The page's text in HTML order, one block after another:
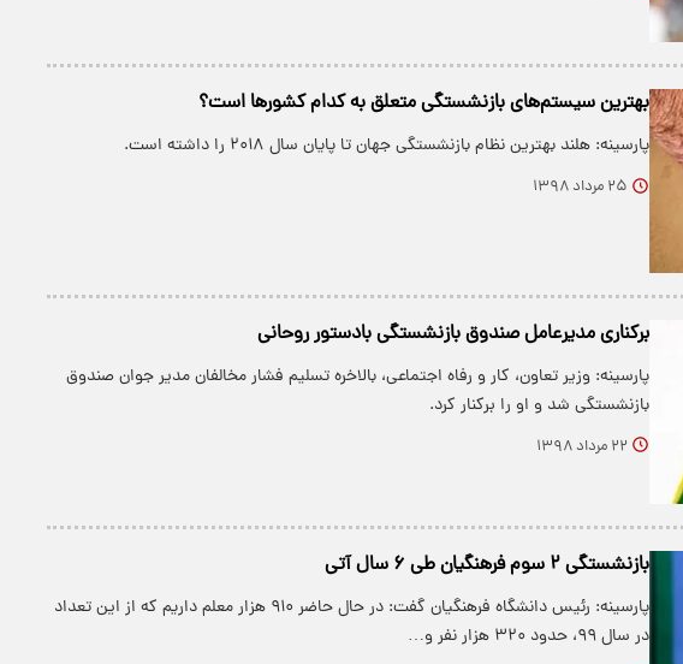
بهترین سیستم‌های بازنشستگی متعلق به کدام کشورها است؟
پارسینه: هلند بهترین نظام بازنشستگی جهان تا پایان سال ۲۰۱۸ را داشته است.
۲۵ مرداد ۱۳۹۸
برکناری مدیرعامل صندوق بازنشستگی بادستور روحانی
پارسینه: وزیر تعاون، کار و رفاه اجتماعی، بالاخره تسلیم فشار مخالفان مدیر جوان صندوق
بازنشستگی شد و او را برکنار کرد.
۲۲ مرداد ۱۳۹۸
بازنشستگی ۲ سوم فرهنگیان طی ۶ سال آتی
پارسینه: رئیس دانشگاه فرهنگیان گفت: در حال حاضر ۹۱۰ هزار معلم داریم که از این تعداد
در سال ۹۹، حدود ۳۲۰ هزار نفر و…